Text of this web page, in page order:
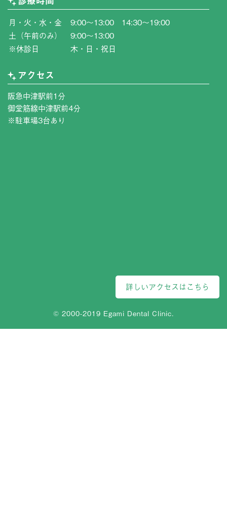
月・火・水・金
9:00〜13:00 14:30〜19:00
土（午前のみ）
9:00〜13:00
※休診日
木・日・祝日
アクセス
阪急中津駅前1分
御堂筋線中津駅前4分
※駐車場3台あり
詳しいアクセスはこちら
© 2000-2019 Egami Dental Clinic.